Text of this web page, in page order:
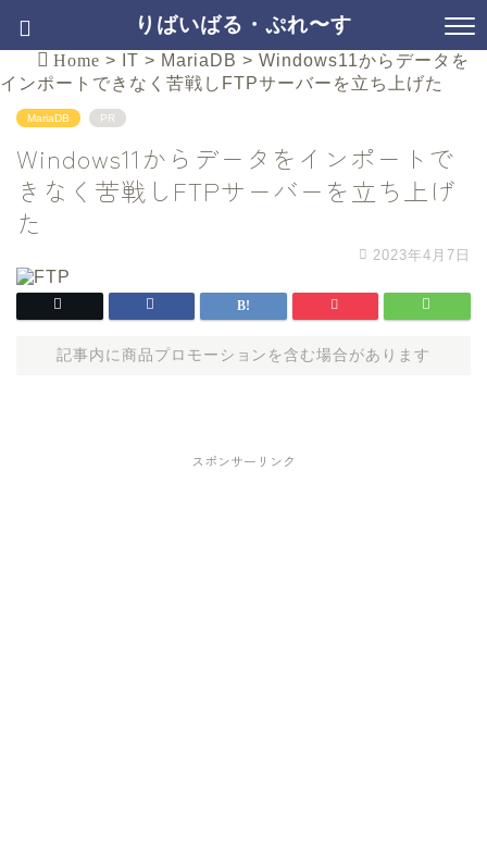
りばいばる・ぷれ〜す
Home > IT > MariaDB > Windows11からデータを
インポートできなく苦戦しFTPサーバーを立ち上げた
MariaDB PR
Windows11からデータをインポートで
きなく苦戦しFTPサーバーを立ち上げ
た
2023年4月7日
記事内に商品プロモーションを含む場合があります
スポンサーリンク